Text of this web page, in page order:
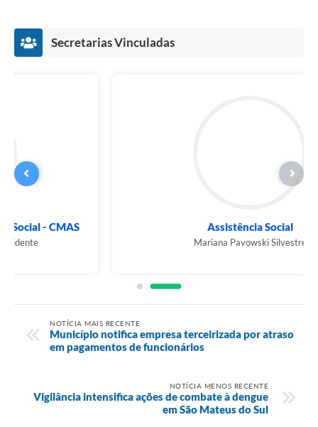
Links
Solicitação de Remoção: Instituições Escolares
Telefones Úteis
Secretarias Vinculadas
Mariana Pavowski Silvestre
NOTÍCIA MAIS RECENTE
Município notifica empresa terceirizada por atraso
em pagamentos de funcionários
NOTÍCIA MENOS RECENTE
Vigilância intensifica ações de combate à dengue
em São Mateus do Sul